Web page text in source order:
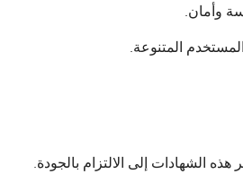
وأمان.
المتنوعة.